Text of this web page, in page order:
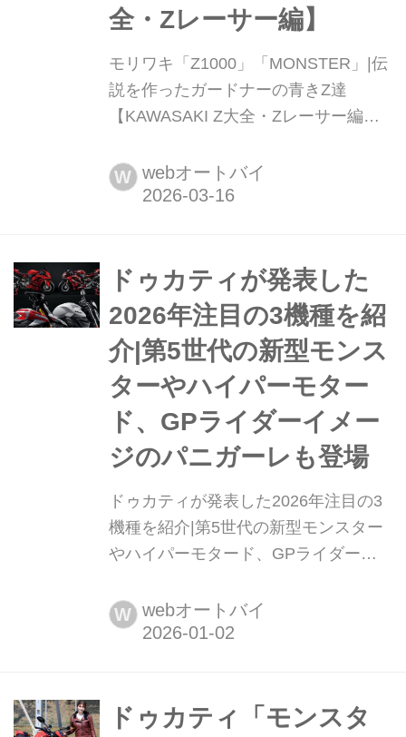
全・Zレーサー編】
モリワキ「Z1000」「MONSTER」|伝
説を作ったガードナーの青きZ達
【KAWASAKI Z大全・Zレーサー編】
器に、町工場がワークスに真っ向から
ケンカを売った。それがモリワキ・モ
が見せた“伝説の一周”は、数字以上
に、人とマシンと作り手の情熱が生ん
だドラマとして今も語り継がれてい...
W webオートバイ
ドゥカティが発表した
2026年注目の3機種を紹
介|第5世代の新型モンス
ターやハイパーモター
ド、GPライダーイメー
ジのパニガーレも登場
ドゥカティが発表した2026年注目の3
機種を紹介|第5世代の新型モンスター
やハイパーモタード、GPライダーイ
EICMA2025にて発表された最新モデル
の数々。本記事ではその中からドゥカ
集部
W webオートバイ
ドゥカティ「モンスタ